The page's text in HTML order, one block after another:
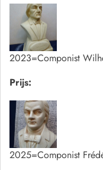
2023=Componist
Prijs:
2025=Componist